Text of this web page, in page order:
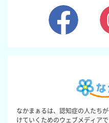
なかまぁるは、認知症の人たち
けていくためのウェブメディアで